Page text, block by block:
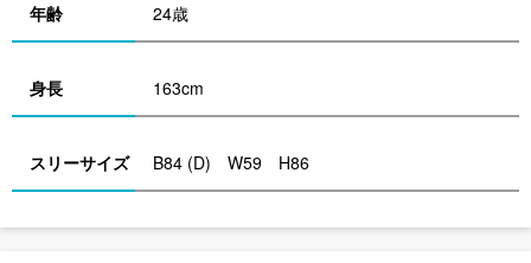
年齢 24歳
身長 163cm
スリーサイズ B84 (D) W59 H86